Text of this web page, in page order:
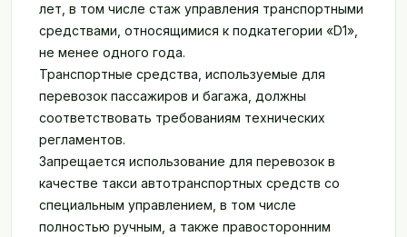
лет, в том числе стаж управления транспортными
средствами, относящимися к подкатегории «D1»,
не менее одного года.
Транспортные средства, используемые для
перевозок пассажиров и багажа, должны
соответствовать требованиям технических
регламентов.
Запрещается использование для перевозок в
качестве такси автотранспортных средств со
специальным управлением, в том числе
полностью ручным, а также правосторонним